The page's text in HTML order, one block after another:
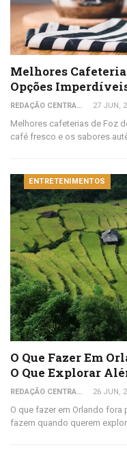
Melhores
Opções
REDAÇÃO CENTRAL DO VIAJANTE 27 JUN,
Melhores cafeterias de Foz
café fresco e os sabores
ENTRETENIMENTOS
O Que Fazer Em
O Que Explorar
REDAÇÃO CENTRAL DO VIAJANTE 26 JUN,
O que fazer em Orlando
fazem quando querem